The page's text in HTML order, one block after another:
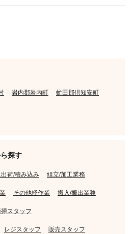
岩内郡岩内町 虻田郡倶知安町
探す
出荷/積み込み 組立/加工業務
その他軽作業 搬入/搬出業務
スタッフ
レジスタッフ 販売スタッフ